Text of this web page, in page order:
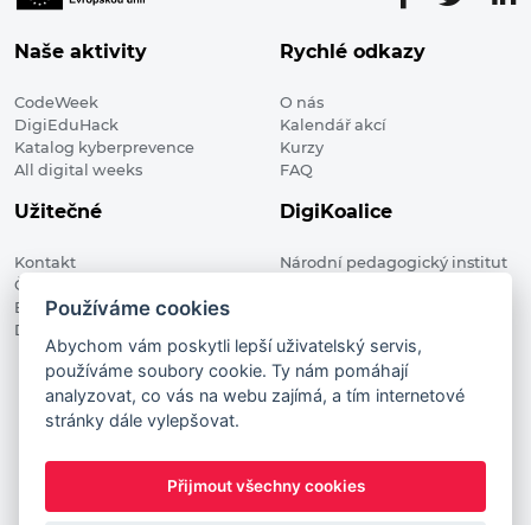
Naše aktivity
CodeWeek
DigiEduHack
Katalog kyberprevence
All digital weeks
Rychlé odkazy
O nás
Kalendář akcí
Kurzy
FAQ
Užitečné
Kontakt
Členské organizace
Blog
Digitalizace ve vzdělávání
DigiKoalice
Národní pedagogický institut
DigiKoalice 2021. All rights reserved
Vstup do administrace
This project has received funding from the European
Commission Innovation and Networks Executive Agency (now
Používáme cookies
Abychom vám poskytli lepší uživatelský servis,
používáme soubory cookie. Ty nám pomáhají
analyzovat, co vás na webu zajímá, a tím internetové
stránky dále vylepšovat.
Přijmout všechny cookies